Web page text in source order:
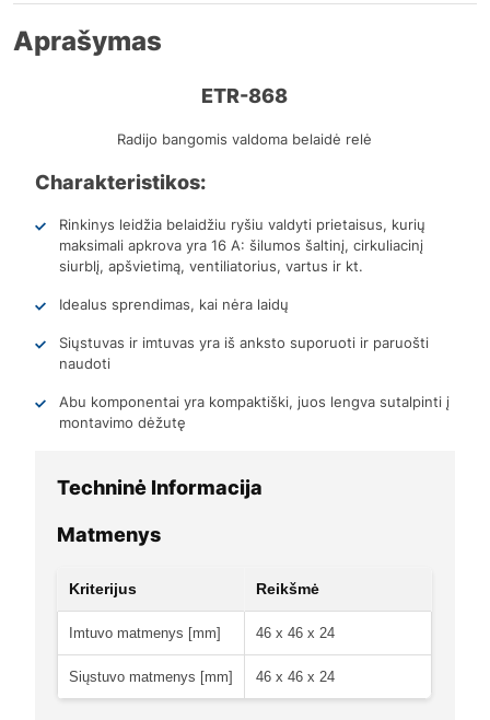
Aprašymas
ETR-868
Radijo bangomis valdoma belaidė relė
Charakteristikos:
Rinkinys leidžia belaidžiu ryšiu valdyti prietaisus, kurių
maksimali apkrova yra 16 A: šilumos šaltinį, cirkuliacinį
siurblį, apšvietimą, ventiliatorius, vartus ir kt.
Idealus sprendimas, kai nėra laidų
Siųstuvas ir imtuvas yra iš anksto suporuoti ir paruošti
naudoti
Abu komponentai yra kompaktiški, juos lengva sutalpinti į
montavimo dėžutę
Techninė Informacija
Matmenys
Kriterijus Reikšmė
Imtuvo matmenys [mm] 46 x 46 x 24
Siųstuvo matmenys [mm] 46 x 46 x 24